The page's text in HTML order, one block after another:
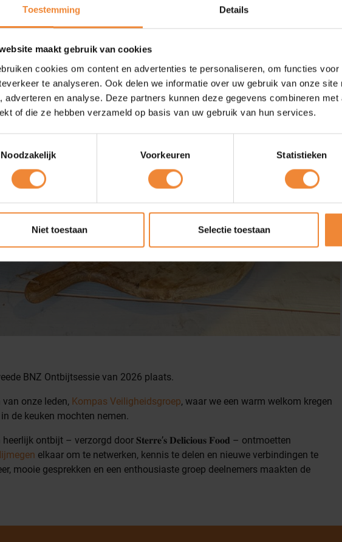
Toestemming Details
maakt gebruik van cookies
cookies om content en advertenties te personaliseren, om functies
te analyseren. Ook delen we informatie over uw gebruik van onze
adverteren en analyse. Deze partners kunnen deze gegevens combineren
of die ze hebben verzameld op basis van uw gebruik van hun services.
Noodzakelijk
Voorkeuren Statistieken
Niet toestaan Selectie toestaan
BNZ Ontbijtsessie van 2026 plaats.
onze leden, Kompas Veiligheidsgroep, waar we een warm welkom kregen
de keuken mochten nemen.
ontbijt – verzorgd door 𝐒𝐭𝐞𝐫𝐫𝐞’𝐬 𝐃𝐞𝐥𝐢𝐜𝐢𝐨𝐮𝐬 𝐅𝐨𝐨𝐝 – ontmoetten
elkaar om te netwerken, kennis te delen en nieuwe verbindingen te
mooie gesprekken en een enthousiaste groep deelnemers maakten de